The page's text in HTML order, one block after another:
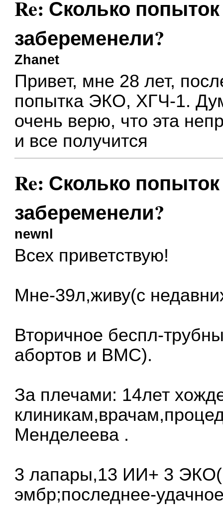
Re: Сколько
забеременели?
Zhanet
Привет, мне 28 лет,
попытка ЭКО, ХГЧ-1.
очень верю, что эта
и все получится
Re: Сколько
забеременели?
newnl
Всех приветствую!
Мне-39л,живу(с
Вторичное беспл-
абортов и ВМС).
За плечами: 14лет
Менделеева .
3 лапары,13 ИИ+ 3
эмбр;последнее-